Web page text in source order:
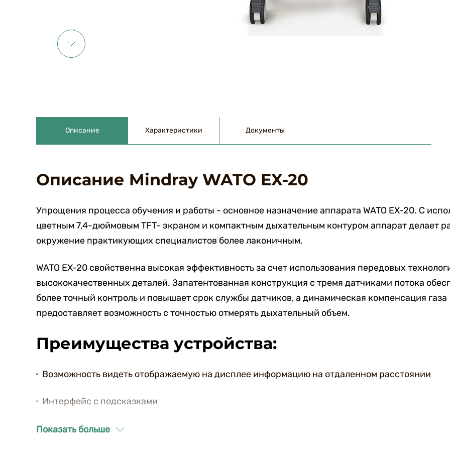
Описание Характеристики Документы
Описание Mindray WATO EX-20
Упрощения процесса обучения и работы - основное назначение аппарата WATO EX-20. С
цветным 7,4-дюймовым TFT- экраном и компактным дыхательным контуром аппарат делает
окружение практикующих специалистов более лаконичным.
WATO EX-20 свойственна высокая эффективность за счет использования передовых
высококачественных деталей. Запатентованная конструкция с тремя датчиками потока
более точный контроль и повышает срок службы датчиков, а динамическая компенсация газа
предоставляет возможность с точностью отмерять дыхательный объем.
Преимущества устройства:
Возможность видеть отображаемую на дисплее информацию на отдаленном расстоянии
Интерфейс с подсказками
Возможность установки до двух испарителей
Показать больше